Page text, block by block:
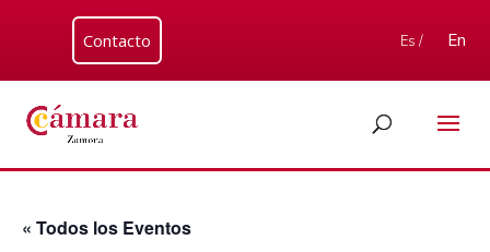
Contacto Es / En
« Todos los Eventos